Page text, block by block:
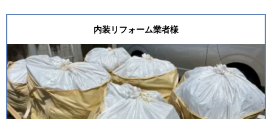
内装リフォーム業者様